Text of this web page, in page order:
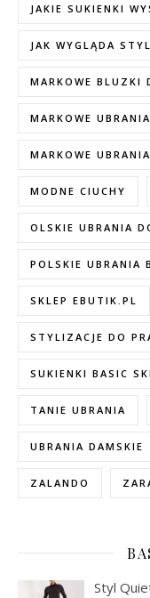
JAKIE SUKIENKI
JAK WYGLĄDA
MARKOWE BLUZKI
MARKOWE UBRANIA
MARKOWE
MODNE CIUCHY
OLSKIE UBRANIA
POLSKIE UBRANIA
SKLEP EBUTIK.PL
STYLIZACJE DO
SUKIENKI BASIC
TANIE UBRANIA
UBRANIA DAMSKIE
ZALANDO
Styl